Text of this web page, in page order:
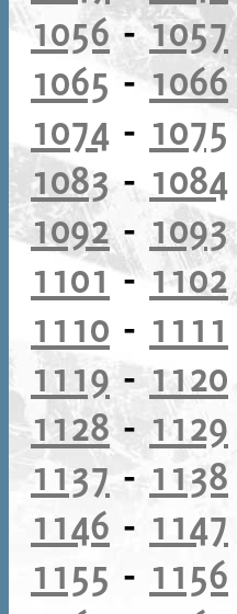
1056-1057
1065 -1066
1074 - 1075
1083- 1084
1092- 1093
1101- 1102
1110 - 1111
1119-1120
1128- 1129
1137 - 1138
1146 - 1147
1155 - 1156